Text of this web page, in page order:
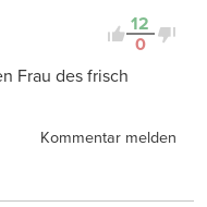
12
0
Frau des frisch
Kommentar melden